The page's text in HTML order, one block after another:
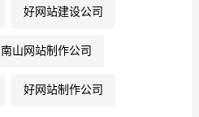
好网站建设公司
南山网站制作公司
好网站制作公司